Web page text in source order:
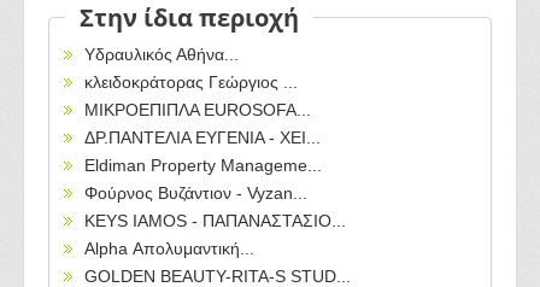
Στην ίδια περιοχή
Υδραυλικός Αθήνα...
κλειδοκράτορας Γεώργιος ...
ΜΙΚΡΟΕΠΙΠΛΑ EUROSOFA...
ΔΡ.ΠΑΝΤΕΛΙΑ ΕΥΓΕΝΙΑ - ΧΕΙ...
Eldiman Property Manageme...
Φούρνος Βυζάντιον - Vyzan...
KEYS IAMOS - ΠΑΠΑΝΑΣΤΑΣΙΟ...
Alpha Απολυμαντική...
GOLDEN BEAUTY-RITA-S STUD...